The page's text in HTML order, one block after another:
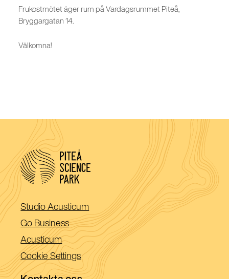
Frukostmötet äger rum på Vardagsrummet Piteå,
Bryggargatan 14.
Välkomna!
Studio Acusticum (Öppnas
i
ett
nytt
fönster)
Go Business(Öppnas
i
ett
nytt
fönster)
Acusticum(Öppnas
i
ett
Cookie Settings